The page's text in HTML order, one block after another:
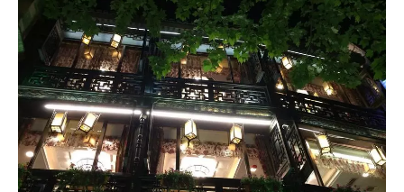
کوزوو
سن مارینو
لیتوانی
لتونی
مونته نگرو
مولداوی